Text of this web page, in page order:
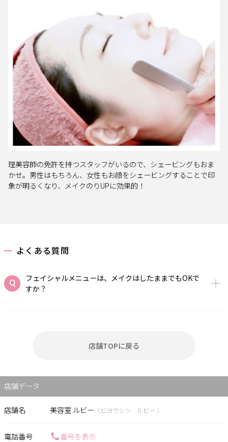
理美容師の免許を持つスタッフがいるので、シェービングもおま
かせ。男性はもちろん、女性もお顔をシェービングすることで印
象が明るくなり、メイクのりUPに効果的！
よくある質問
フェイシャルメニューは、メイクはしたままでもOKで
すか？
店舗TOPに戻る
店舗データ
店舗名 美容室 ルビー （ビヨウシツ ルビー ）
電話番号 番号を表示